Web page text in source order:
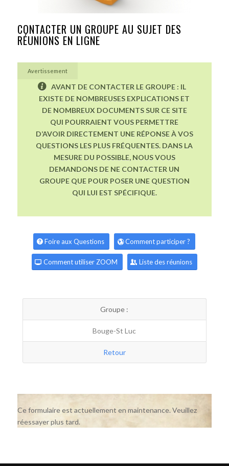
CONTACTER UN GROUPE AU SUJET DES
RÉUNIONS EN LIGNE
Avertissement
AVANT DE CONTACTER LE GROUPE : IL
EXISTE DE NOMBREUSES EXPLICATIONS ET
DE NOMBREUX DOCUMENTS SUR CE SITE
QUI POURRAIENT VOUS PERMETTRE
D’AVOIR DIRECTEMENT UNE RÉPONSE À VOS
QUESTIONS LES PLUS FRÉQUENTES. DANS LA
MESURE DU POSSIBLE, NOUS VOUS
DEMANDONS DE NE CONTACTER UN
GROUPE QUE POUR POSER UNE QUESTION
QUI LUI EST SPÉCIFIQUE.
Foire aux Questions Comment participer ?
Comment utiliser ZOOM Liste des réunions
Groupe :
Bouge-St Luc
Retour
Ce formulaire est actuellement en maintenance. Veuillez
réessayer plus tard.